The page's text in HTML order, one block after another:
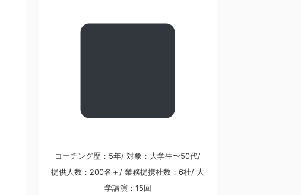
コーチング歴：5年/ 対象：大学生〜50代/
提供人数：200名＋/ 業務提携社数：6社/ 大
学講演：15回